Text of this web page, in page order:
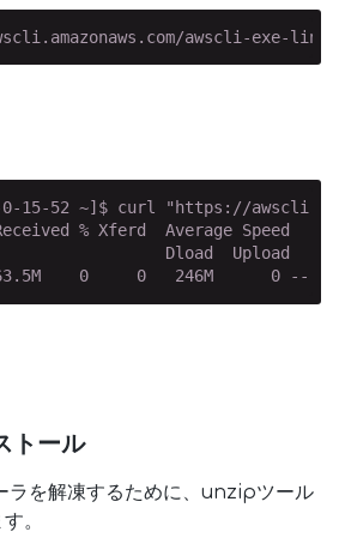
awscli-exe-
% Xferd  Average Speed
Dload  Upload
63.5M    0     0   246M      0
トール
ラを解凍するために、unzipツール
。